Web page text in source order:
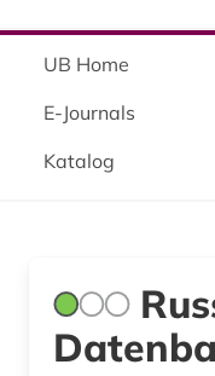
UB Home
E-Journals
Katalog